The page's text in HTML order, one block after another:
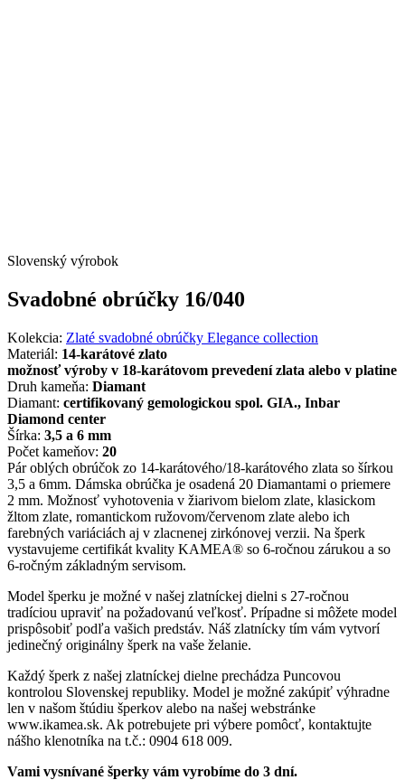
Slovenský výrobok
Svadobné obrúčky 16/040
Kolekcia: Zlaté svadobné obrúčky Elegance collection
Materiál: 14-karátové zlato
možnosť výroby v 18-karátovom prevedení zlata alebo v platine
Druh kameňa: Diamant
Diamant: certifikovaný gemologickou spol. GIA., Inbar
Diamond center
Šírka: 3,5 a 6 mm
Počet kameňov: 20
Pár oblých obrúčok zo 14-karátového/18-karátového zlata so šírkou
3,5 a 6mm. Dámska obrúčka je osadená 20 Diamantami o priemere
2 mm. Možnosť vyhotovenia v žiarivom bielom zlate, klasickom
žltom zlate, romantickom ružovom/červenom zlate alebo ich
farebných variáciách aj v zlacnenej zirkónovej verzii. Na šperk
vystavujeme certifikát kvality KAMEA® so 6-ročnou zárukou a so
6-ročným základným servisom.
Model šperku je možné v našej zlatníckej dielni s 27-ročnou
tradíciou upraviť na požadovanú veľkosť. Prípadne si môžete model
prispôsobiť podľa vašich predstáv. Náš zlatnícky tím vám vytvorí
jedinečný originálny šperk na vaše želanie.
Každý šperk z našej zlatníckej dielne prechádza Puncovou
kontrolou Slovenskej republiky. Model je možné zakúpiť výhradne
len v našom štúdiu šperkov alebo na našej webstránke
www.ikamea.sk. Ak potrebujete pri výbere pomôcť, kontaktujte
nášho klenotníka na t.č.: 0904 618 009.
Vami vysnívané šperky vám vyrobíme do 3 dní.